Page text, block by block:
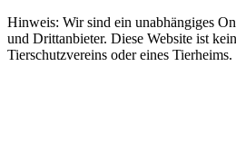
Hinweis: Wir sind ein unabhängiges
und Drittanbieter. Diese Website ist
Tierschutzvereins oder eines Tierheims.